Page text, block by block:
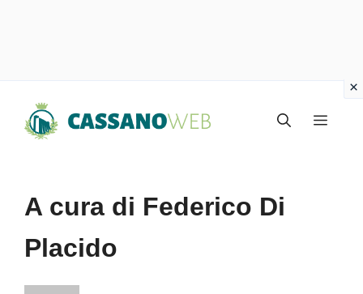
Menu
A cura di Federico Di
Placido